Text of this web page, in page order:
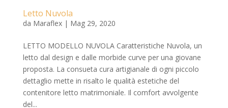
Letto Nuvola
da Maraflex| Mag 29, 2020
LETTO MODELLO NUVOLA Caratteristiche Nuvola, un
letto dal design e dalle morbide curve per una giovane
proposta. La consueta cura artigianale di ogni piccolo
dettaglio mette in risalto le qualità estetiche del
contenitore letto matrimoniale. Il comfort avvolgente
del...